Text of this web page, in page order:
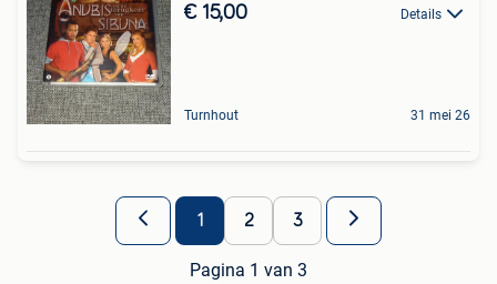
€ 15,00 Details
Turnhout 31 mei 26
1 2 3
Pagina 1 van 3